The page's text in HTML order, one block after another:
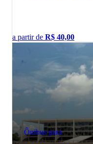
a partir de R$ 40,00
Ônibus para